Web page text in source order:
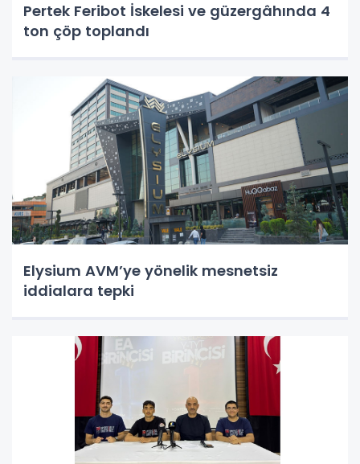
Pertek Feribot İskelesi ve güzergâhında 4
ton çöp toplandı
Elysium AVM’ye yönelik mesnetsiz
iddialara tepki